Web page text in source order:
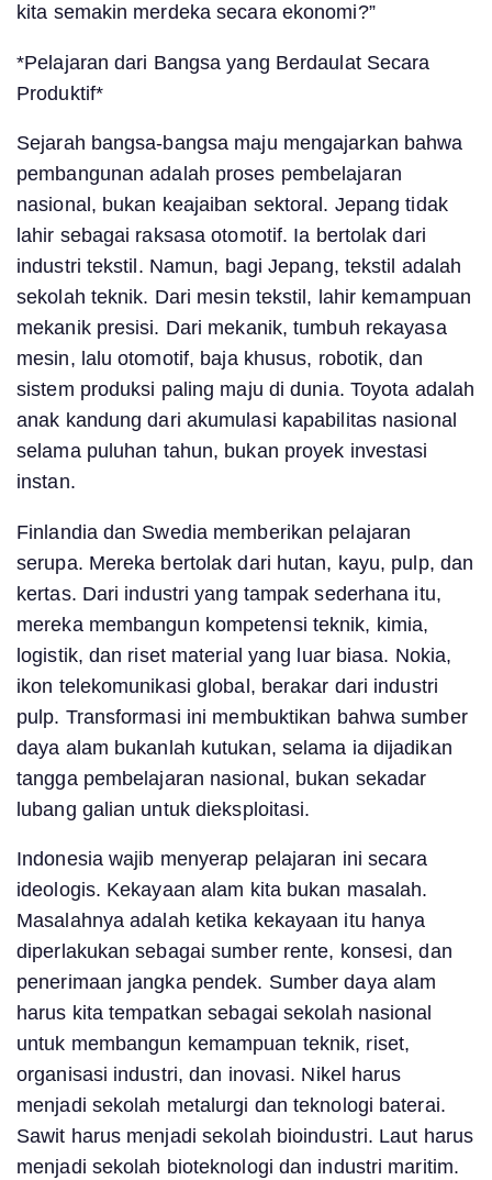
kita semakin merdeka secara ekonomi?”
*Pelajaran dari Bangsa yang Berdaulat Secara
Produktif*
Sejarah bangsa-bangsa maju mengajarkan bahwa
pembangunan adalah proses pembelajaran
nasional, bukan keajaiban sektoral. Jepang tidak
lahir sebagai raksasa otomotif. Ia bertolak dari
industri tekstil. Namun, bagi Jepang, tekstil adalah
sekolah teknik. Dari mesin tekstil, lahir kemampuan
mekanik presisi. Dari mekanik, tumbuh rekayasa
mesin, lalu otomotif, baja khusus, robotik, dan
sistem produksi paling maju di dunia. Toyota adalah
anak kandung dari akumulasi kapabilitas nasional
selama puluhan tahun, bukan proyek investasi
instan.
Finlandia dan Swedia memberikan pelajaran
serupa. Mereka bertolak dari hutan, kayu, pulp, dan
kertas. Dari industri yang tampak sederhana itu,
mereka membangun kompetensi teknik, kimia,
logistik, dan riset material yang luar biasa. Nokia,
ikon telekomunikasi global, berakar dari industri
pulp. Transformasi ini membuktikan bahwa sumber
daya alam bukanlah kutukan, selama ia dijadikan
tangga pembelajaran nasional, bukan sekadar
lubang galian untuk dieksploitasi.
Indonesia wajib menyerap pelajaran ini secara
ideologis. Kekayaan alam kita bukan masalah.
Masalahnya adalah ketika kekayaan itu hanya
diperlakukan sebagai sumber rente, konsesi, dan
penerimaan jangka pendek. Sumber daya alam
harus kita tempatkan sebagai sekolah nasional
untuk membangun kemampuan teknik, riset,
organisasi industri, dan inovasi. Nikel harus
menjadi sekolah metalurgi dan teknologi baterai.
Sawit harus menjadi sekolah bioindustri. Laut harus
menjadi sekolah bioteknologi dan industri maritim.